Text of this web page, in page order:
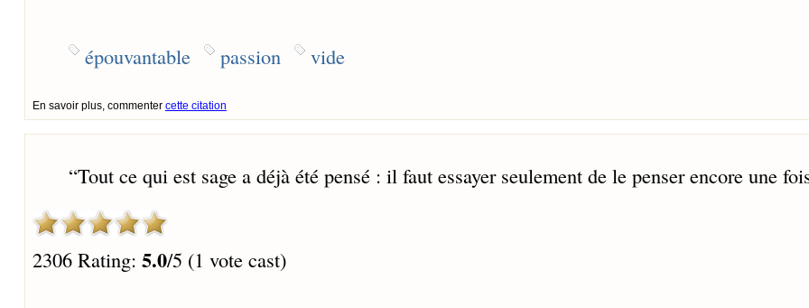
épouvantable passion vide
En savoir plus, commenter cette citation
“Tout ce qui est sage a déjà été pensé : il faut essayer seulement de le penser encore une
2306 Rating: 5.0/5 (1 vote cast)